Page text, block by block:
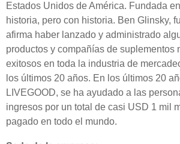
Estados Unidos de América. Fundada
historia, pero con historia. Ben Glinsky,
afirma haber lanzado y administrado
productos y compañías de suplementos
exitosos en toda la industria de
los últimos 20 años. En los últimos 20
LIVEGOOD, se ha ayudado a las
ingresos por un total de casi USD 1 mil
pagado en todo el mundo.